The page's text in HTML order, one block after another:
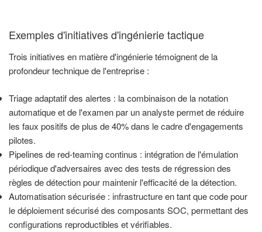
Exemples d'initiatives d'ingénierie tactique
Trois initiatives en matière d'ingénierie témoignent de la
profondeur technique de l'entreprise :
Triage adaptatif des alertes : la combinaison de la notation
automatique et de l'examen par un analyste permet de réduire
les faux positifs de plus de 40% dans le cadre d'engagements
pilotes.
Pipelines de red-teaming continus : intégration de l'émulation
périodique d'adversaires avec des tests de régression des
règles de détection pour maintenir l'efficacité de la détection.
Automatisation sécurisée : infrastructure en tant que code pour
le déploiement sécurisé des composants SOC, permettant des
configurations reproductibles et vérifiables.